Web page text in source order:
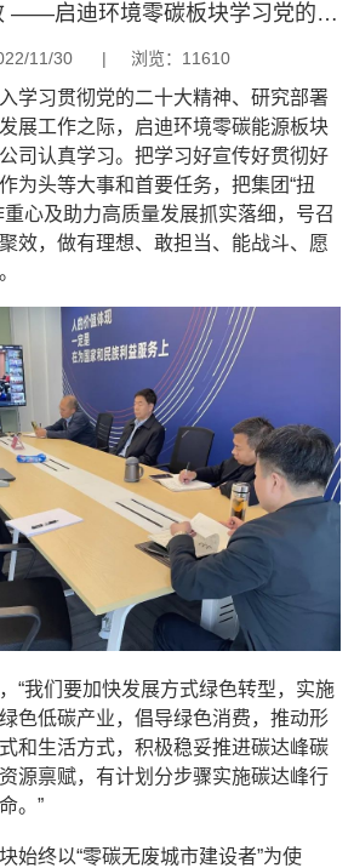
笃信笃行 聚力聚效 ——启迪环境零碳板块学习党的二十大精神暨落实集团工作部署会
11/30 | 浏览：11610
学习贯彻党的二十大精神、研究部署
展工作之际，启迪环境零碳能源板块
司认真学习。把学习好宣传好贯彻好
为头等大事和首要任务，把集团“扭
心及助力高质量发展抓实落细，号召
效，做有理想、敢担当、能战斗、愿
“我们要加快发展方式绿色转型，实施
色低碳产业，倡导绿色消费，推动形
和生活方式，积极稳妥推进碳达峰碳
源禀赋，有计划分步骤实施碳达峰行
。”
始终以“零碳无废城市建设者”为使